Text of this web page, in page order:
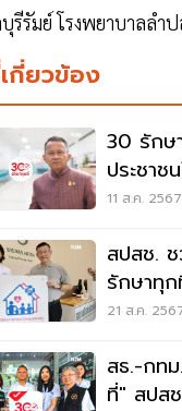
รัมย์ โรงพยาบาลลำ
กี่ยวข้อง
30 รักษ
ประชาช
11 ส.ค.
สปสช.
รักษาทุ
ครอบคลุ
21 ส.ค.
สธ.-กท
ที่" สปส